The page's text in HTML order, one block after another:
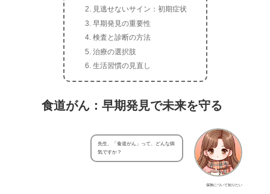
見逃せないサイン：初期症状
早期発見の重要性
検査と診断の方法
治療の選択肢
生活習慣の見直し
食道がん：早期発見で未来を守る
保険について知りたい
先生、「食道がん」って、どんな病
気ですか？